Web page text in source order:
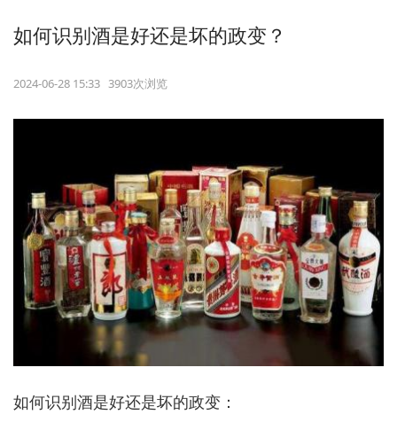
如何识别酒是好还是坏的政变？
2024-06-28 15:33 3903次浏览
如何识别酒是好还是坏的政变：